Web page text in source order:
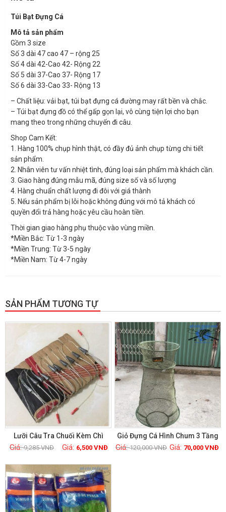
Túi Bạt Đựng Cá
Mô tả sản phẩm
Gồm 3 size
Số 3 dài 47 cao 47 – rộng 25
Số 4 dài 42-Cao 42- Rộng 22
Số 5 dài 37-Cao 37- Rộng 17
Số 6 dài 33-Cao 33- Rộng 13
– Chất liệu: vải bạt, túi bạt đựng cá đường may rất bền và chắc.
– Túi bạt đựng đồ có thể gấp gọn lại, vô cùng tiện lợi cho bạn
mang theo trong những chuyến đi câu.
Shop Cam Kết:
1. Hàng 100% chụp hình thật, có đầy đủ ảnh chụp từng chi tiết
sản phẩm.
2. Nhân viên tư vấn nhiệt tình, đúng loại sản phẩm mà khách cần.
3. Giao hàng đúng mẫu mã, đúng size số và số lượng
4. Hàng chuẩn chất lượng đi đôi với giá thành
5. Nếu sản phẩm bị lỗi hoặc không đúng với mô tả khách có
quyền đổi trả hàng hoặc yêu cầu hoàn tiền.
Thời gian giao hàng phụ thuộc vào vùng miền.
*Miền Bắc: Từ 1-3 ngày
*Miền Trung: Từ 3-5 ngày
*Miền Nam: Từ 4-7 ngày
SẢN PHẨM TƯƠNG TỰ
Xem chi tiết
Lưỡi Câu Tra Chuối Kèm Chì
9,285VNĐ 6,500 VNĐ
GIẢM GIÁ!
Giỏ Đựng Cá Hình Chum 3 Tầng
120,000VNĐ 70,000VNĐ